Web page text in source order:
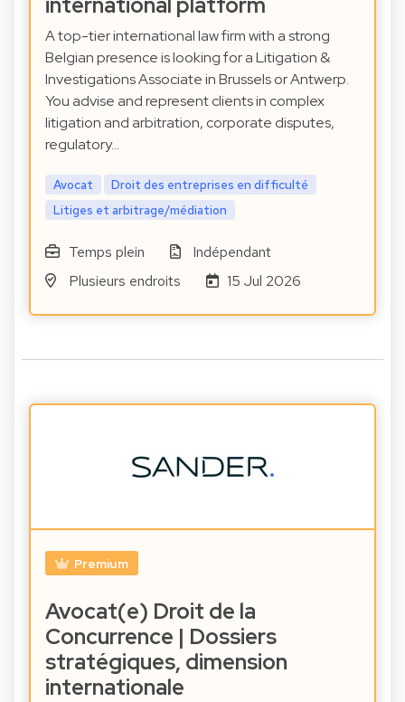
A top-tier international law firm with a strong
Belgian presence is looking for a Litigation &
Investigations Associate in Brussels or Antwerp.
You advise and represent clients in complex
litigation and arbitration, corporate disputes,
regulatory…
Avocat
Droit des entreprises en difficulté
Litiges et arbitrage/médiation
Temps plein
Indépendant
Plusieurs endroits
15 Jul 2026
Premium
Avocat(e) Droit de la
Concurrence | Dossiers
stratégiques, dimension
internationale